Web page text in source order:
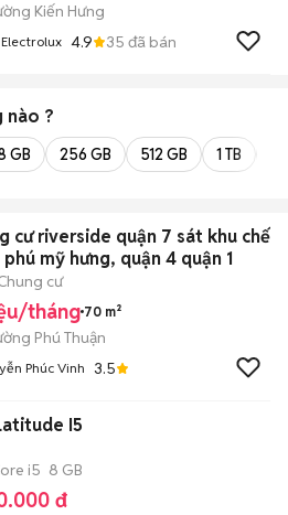
Kiến Hưng
4.9 35 đã bán
nào ?
GB 256 GB 512 GB 1 TB
cư riverside quận 7 sát khu chế
mỹ hưng, quận 4 quận 1
cư
tháng 70 m²
Phú Thuận
Phúc Vinh 3.5
I5
i5 8 GB
đ